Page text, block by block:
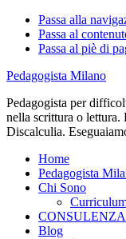
Passa alla
Passa al
Passa al piè di
Pedagogista Milano
Pedagogista per
nella scrittura o lettura.
Discalculia.
Home
Pedagogista
Chi Sono
Blog